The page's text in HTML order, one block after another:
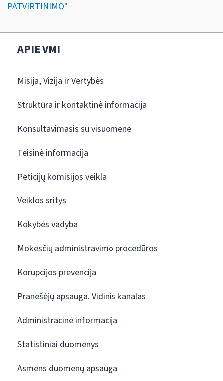
PATVIRTINIMO"
APIE VMI
Misija, Vizija ir Vertybės
Struktūra ir kontaktinė informacija
Konsultavimasis su visuomene
Teisinė informacija
Peticijų komisijos veikla
Veiklos sritys
Kokybės vadyba
Mokesčių administravimo procedūros
Korupcijos prevencija
Pranešėjų apsauga. Vidinis kanalas
Administracinė informacija
Statistiniai duomenys
Asmens duomenų apsauga